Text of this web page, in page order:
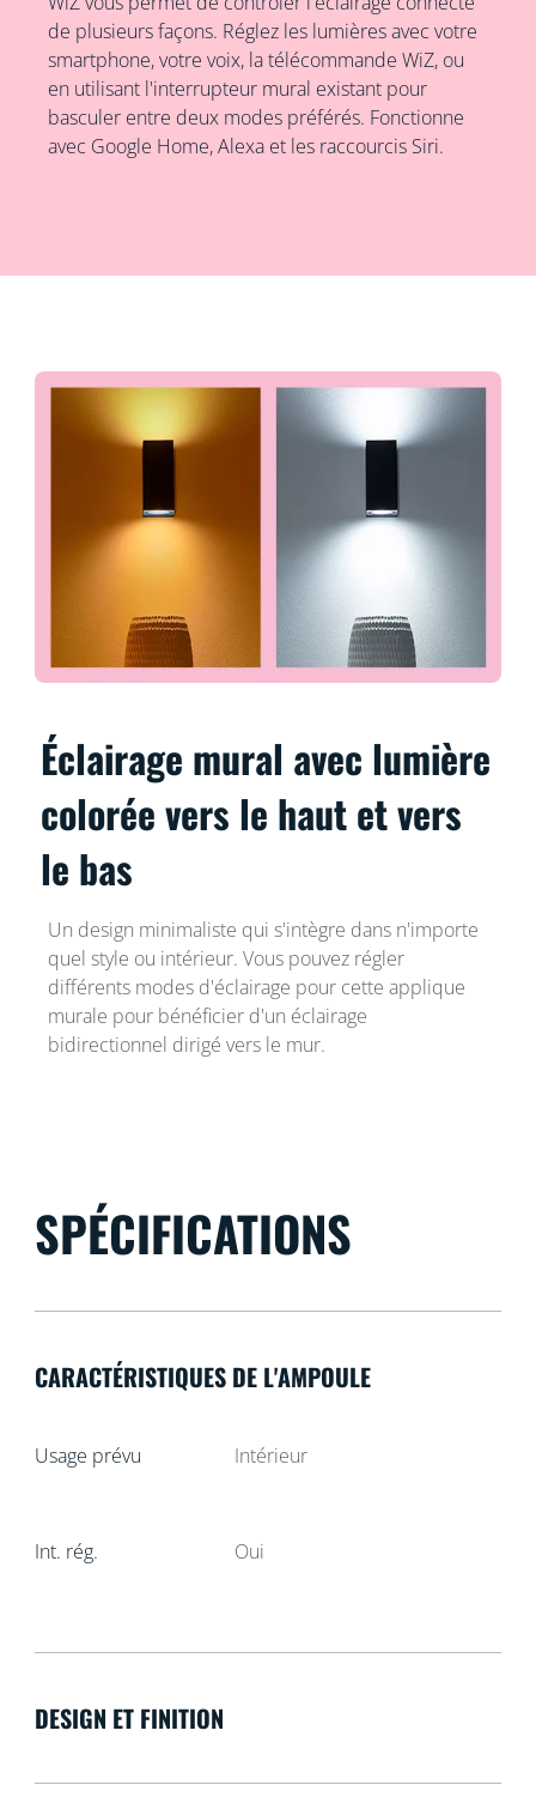
de plusieurs façons. Réglez les lumières avec votre
smartphone, votre voix, la télécommande WiZ, ou
en utilisant l'interrupteur mural existant pour
basculer entre deux modes préférés. Fonctionne
avec Google Home, Alexa et les raccourcis Siri.
Éclairage mural avec lumière
colorée vers le haut et vers
le bas
Un design minimaliste qui s'intègre dans n'importe
quel style ou intérieur. Vous pouvez régler
différents modes d'éclairage pour cette applique
murale pour bénéficier d'un éclairage
bidirectionnel dirigé vers le mur.
SPÉCIFICATIONS
CARACTÉRISTIQUES DE L'AMPOULE
Usage prévu Intérieur
Int. rég. Oui
DESIGN ET FINITION